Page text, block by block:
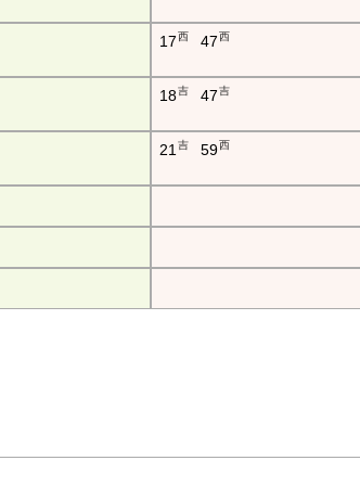
17西 47西
18吉 47吉
21吉 59西